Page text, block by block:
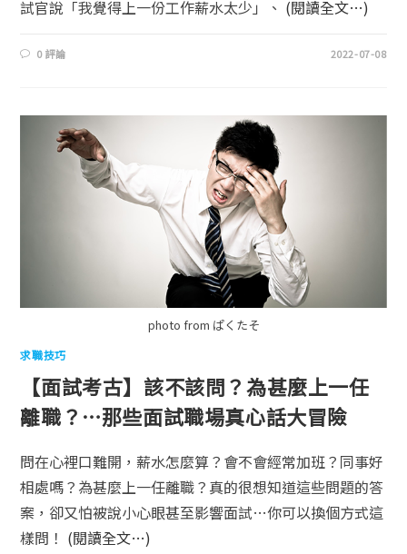
試官說「我覺得上一份工作薪水太少」、 (閱讀全文…)
0 評論 2022-07-08
photo from ぱくたそ
求職技巧
【面試考古】該不該問？為甚麼上一任
離職？…那些面試職場真心話大冒險
問在心裡口難開，薪水怎麼算？會不會經常加班？同事好
相處嗎？為甚麼上一任離職？真的很想知道這些問題的答
案，卻又怕被說小心眼甚至影響面試…你可以換個方式這
樣問！ (閱讀全文…)